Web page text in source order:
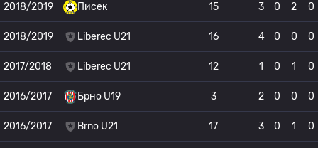
2018/2019 Писек 15 3 0 2 0
2018/2019 Liberec U21 16 4 0 0 0
2017/2018 Liberec U21 12 1 0 1 0
2016/2017 Брно U19 3 2 0 0 0
2016/2017 Brno U21 17 3 0 1 0